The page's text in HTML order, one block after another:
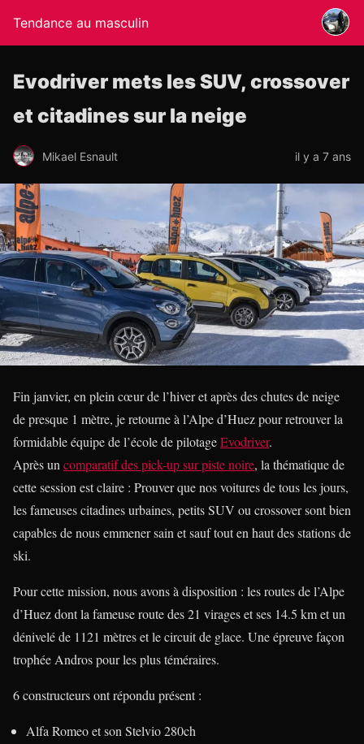
Tendance au masculin
Evodriver mets les SUV, crossover
et citadines sur la neige
Mikael Esnault il y a 7 ans
Fin janvier, en plein cœur de l’hiver et après des chutes de neige
de presque 1 mètre, je retourne à l’Alpe d’Huez pour retrouver la
formidable équipe de l’école de pilotageEvodriver.
Après un comparatif des pick-up sur piste noire, la thématique de
cette session est claire : Prouver que nos voitures de tous les jours,
les fameuses citadines urbaines, petits SUV ou crossover sont bien
capables de nous emmener sain et sauf tout en haut des stations de
ski.
Pour cette mission, nous avons à disposition : les routes de l’Alpe
d’Huez dont la fameuse route des 21 virages et ses 14.5 km et un
dénivelé de 1121 mètres et le circuit de glace. Une épreuve façon
trophée Andros pour les plus téméraires.
6 constructeurs ont répondu présent :
Alfa Romeo et son Stelvio 280ch